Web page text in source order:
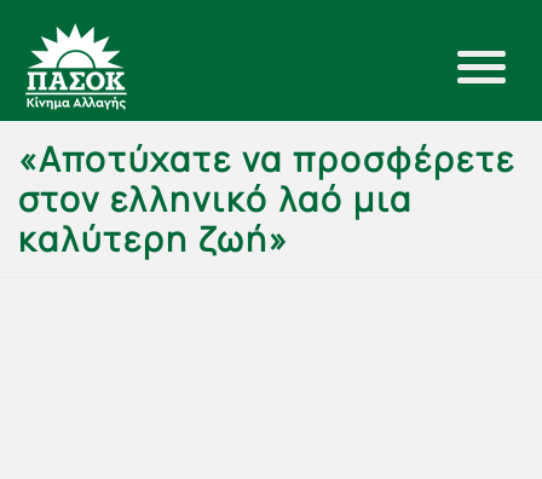
«Αποτύχατε να προσφέρετε
στον ελληνικό λαό μια
καλύτερη ζωή»